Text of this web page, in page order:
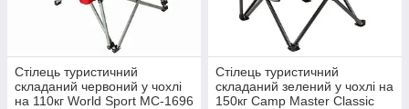
Стілець туристичний
складаний червоний у чохлі
на 110кг World Sport MC-1696
Стілець туристичний
складаний зелений у чохлі на
150кг Camp Master Classic